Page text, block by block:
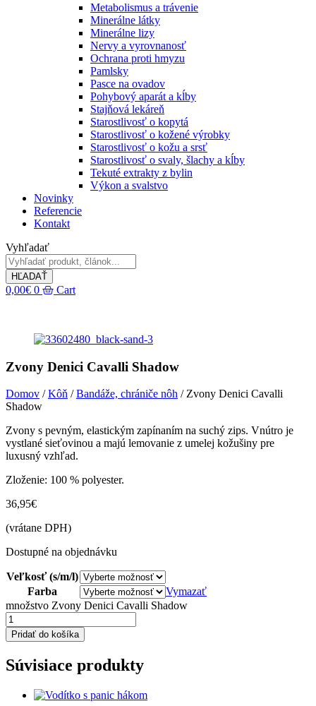
Metabolismus a trávenie
Minerálne látky
Minerálne lizy
Nervy a vyrovnanosť
Ochrana proti hmyzu
Pamlsky
Pasce na ovadov
Pohybový aparát a kĺby
Stajňová lekáreň
Starostlivosť o kopytá
Starostlivosť o kožené výrobky
Starostlivosť o kožu a srsť
Starostlivosť o svaly, šlachy a kĺby
Tekuté extrakty z bylin
Výkon a svalstvo
Novinky
Referencie
Kontakt
Vyhľadať
HĽADAŤ
0,00€ 0 Cart
Zvony Denici Cavalli Shadow
Domov /Kôň /Bandáže, chrániče nôh / Zvony Denici Cavalli
Shadow
Zvony s pevným, elastickým zapínaním na suchý zips. Vnútro je
vystlané sieťovinou a majú lemovanie z umelej kožušiny pre
luxusný vzhľad.
Zloženie: 100 % polyester.
36,95€
(vrátane DPH)
Dostupné na objednávku
Veľkosť (s/m/l)
Farba
Vymazať
množstvo Zvony Denici Cavalli Shadow
Pridať do košíka
Súvisiace produkty